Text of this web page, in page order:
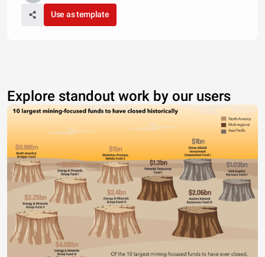
Use as template
Explore standout work by our users